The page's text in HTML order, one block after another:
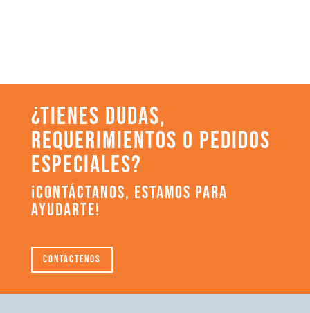
¿TIENES DUDAS,
REQUERIMIENTOS O PEDIDOS
ESPECIALES?
¡CONTÁCTANOS, ESTAMOS PARA
AYUDARTE!
Contáctenos